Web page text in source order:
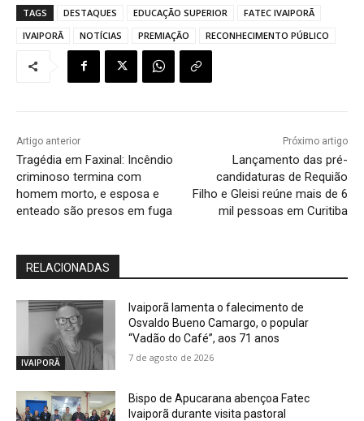
TAGS DESTAQUES EDUCAÇÃO SUPERIOR
FATEC IVAIPORÃ
IVAIPORÃ
NOTÍCIAS PREMIAÇÃO RECONHECIMENTO PÚBLICO
Artigo anterior
Tragédia em Faxinal: Incêndio
criminoso termina com
homem morto, e esposa e
enteado são presos em fuga
Próximo artigo
Lançamento das pré-
candidaturas de Requião
Filho e Gleisi reúne mais de 6
mil pessoas em Curitiba
RELACIONADAS
IVAIPORÃ
Ivaiporã lamenta o falecimento de
Osvaldo Bueno Camargo, o popular
“Vadão do Café”, aos 71 anos
7 de agosto de 2026
Bispo de Apucarana abençoa Fatec
Ivaiporã durante visita pastoral